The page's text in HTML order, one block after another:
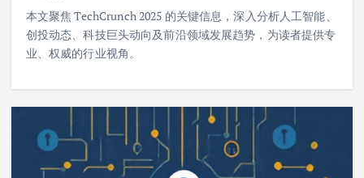
本文聚焦 TechCrunch 2025 的关键信息，深入分析人工智能、
创投动态、科技巨头动向及前沿领域发展趋势，为读者提供专
业、权威的行业视角。